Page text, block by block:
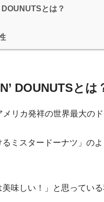
とは？
DOUNUTSとは
メリカ発祥の世界最大の
ミスタードーナツ」の
味しい！」と思ってい